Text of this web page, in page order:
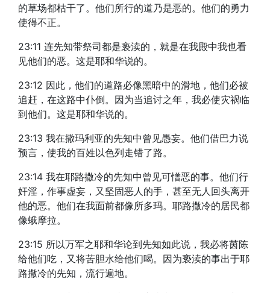
的草场都枯干了。他们所行的道乃是恶的。他们的勇力
使得不正。
23:11 连先知带祭司都是亵渎的，就是在我殿中我也看
见他们的恶。这是耶和华说的。
23:12 因此，他们的道路必像黑暗中的滑地，他们必被
追赶，在这路中仆倒。因为当追讨之年，我必使灾祸临
到他们。这是耶和华说的。
23:13 我在撒玛利亚的先知中曾见愚妄。他们借巴力说
预言，使我的百姓以色列走错了路。
23:14 我在耶路撒冷的先知中曾见可憎恶的事。他们行
奸淫，作事虚妄，又坚固恶人的手，甚至无人回头离开
他的恶。他们在我面前都像所多玛。耶路撒冷的居民都
像蛾摩拉。
23:15 所以万军之耶和华论到先知如此说，我必将茵陈
给他们吃，又将苦胆水给他们喝。因为亵渎的事出于耶
路撒冷的先知，流行遍地。